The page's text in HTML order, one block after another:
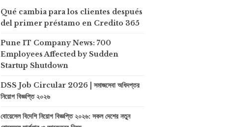
Qué cambia para los clientes después
del primer préstamo en Credito 365
Pune IT Company News: 700
Employees Affected by Sudden
Startup Shutdown
DSS Job Circular 2026 | সমাজসেবা অধিদপ্তর
নিয়োগ বিজ্ঞপ্তি ২০২৬
বোয়েসেল বিদেশি নিয়োগ বিজ্ঞপ্তি ২০২৬: সকল দেশের নতুন